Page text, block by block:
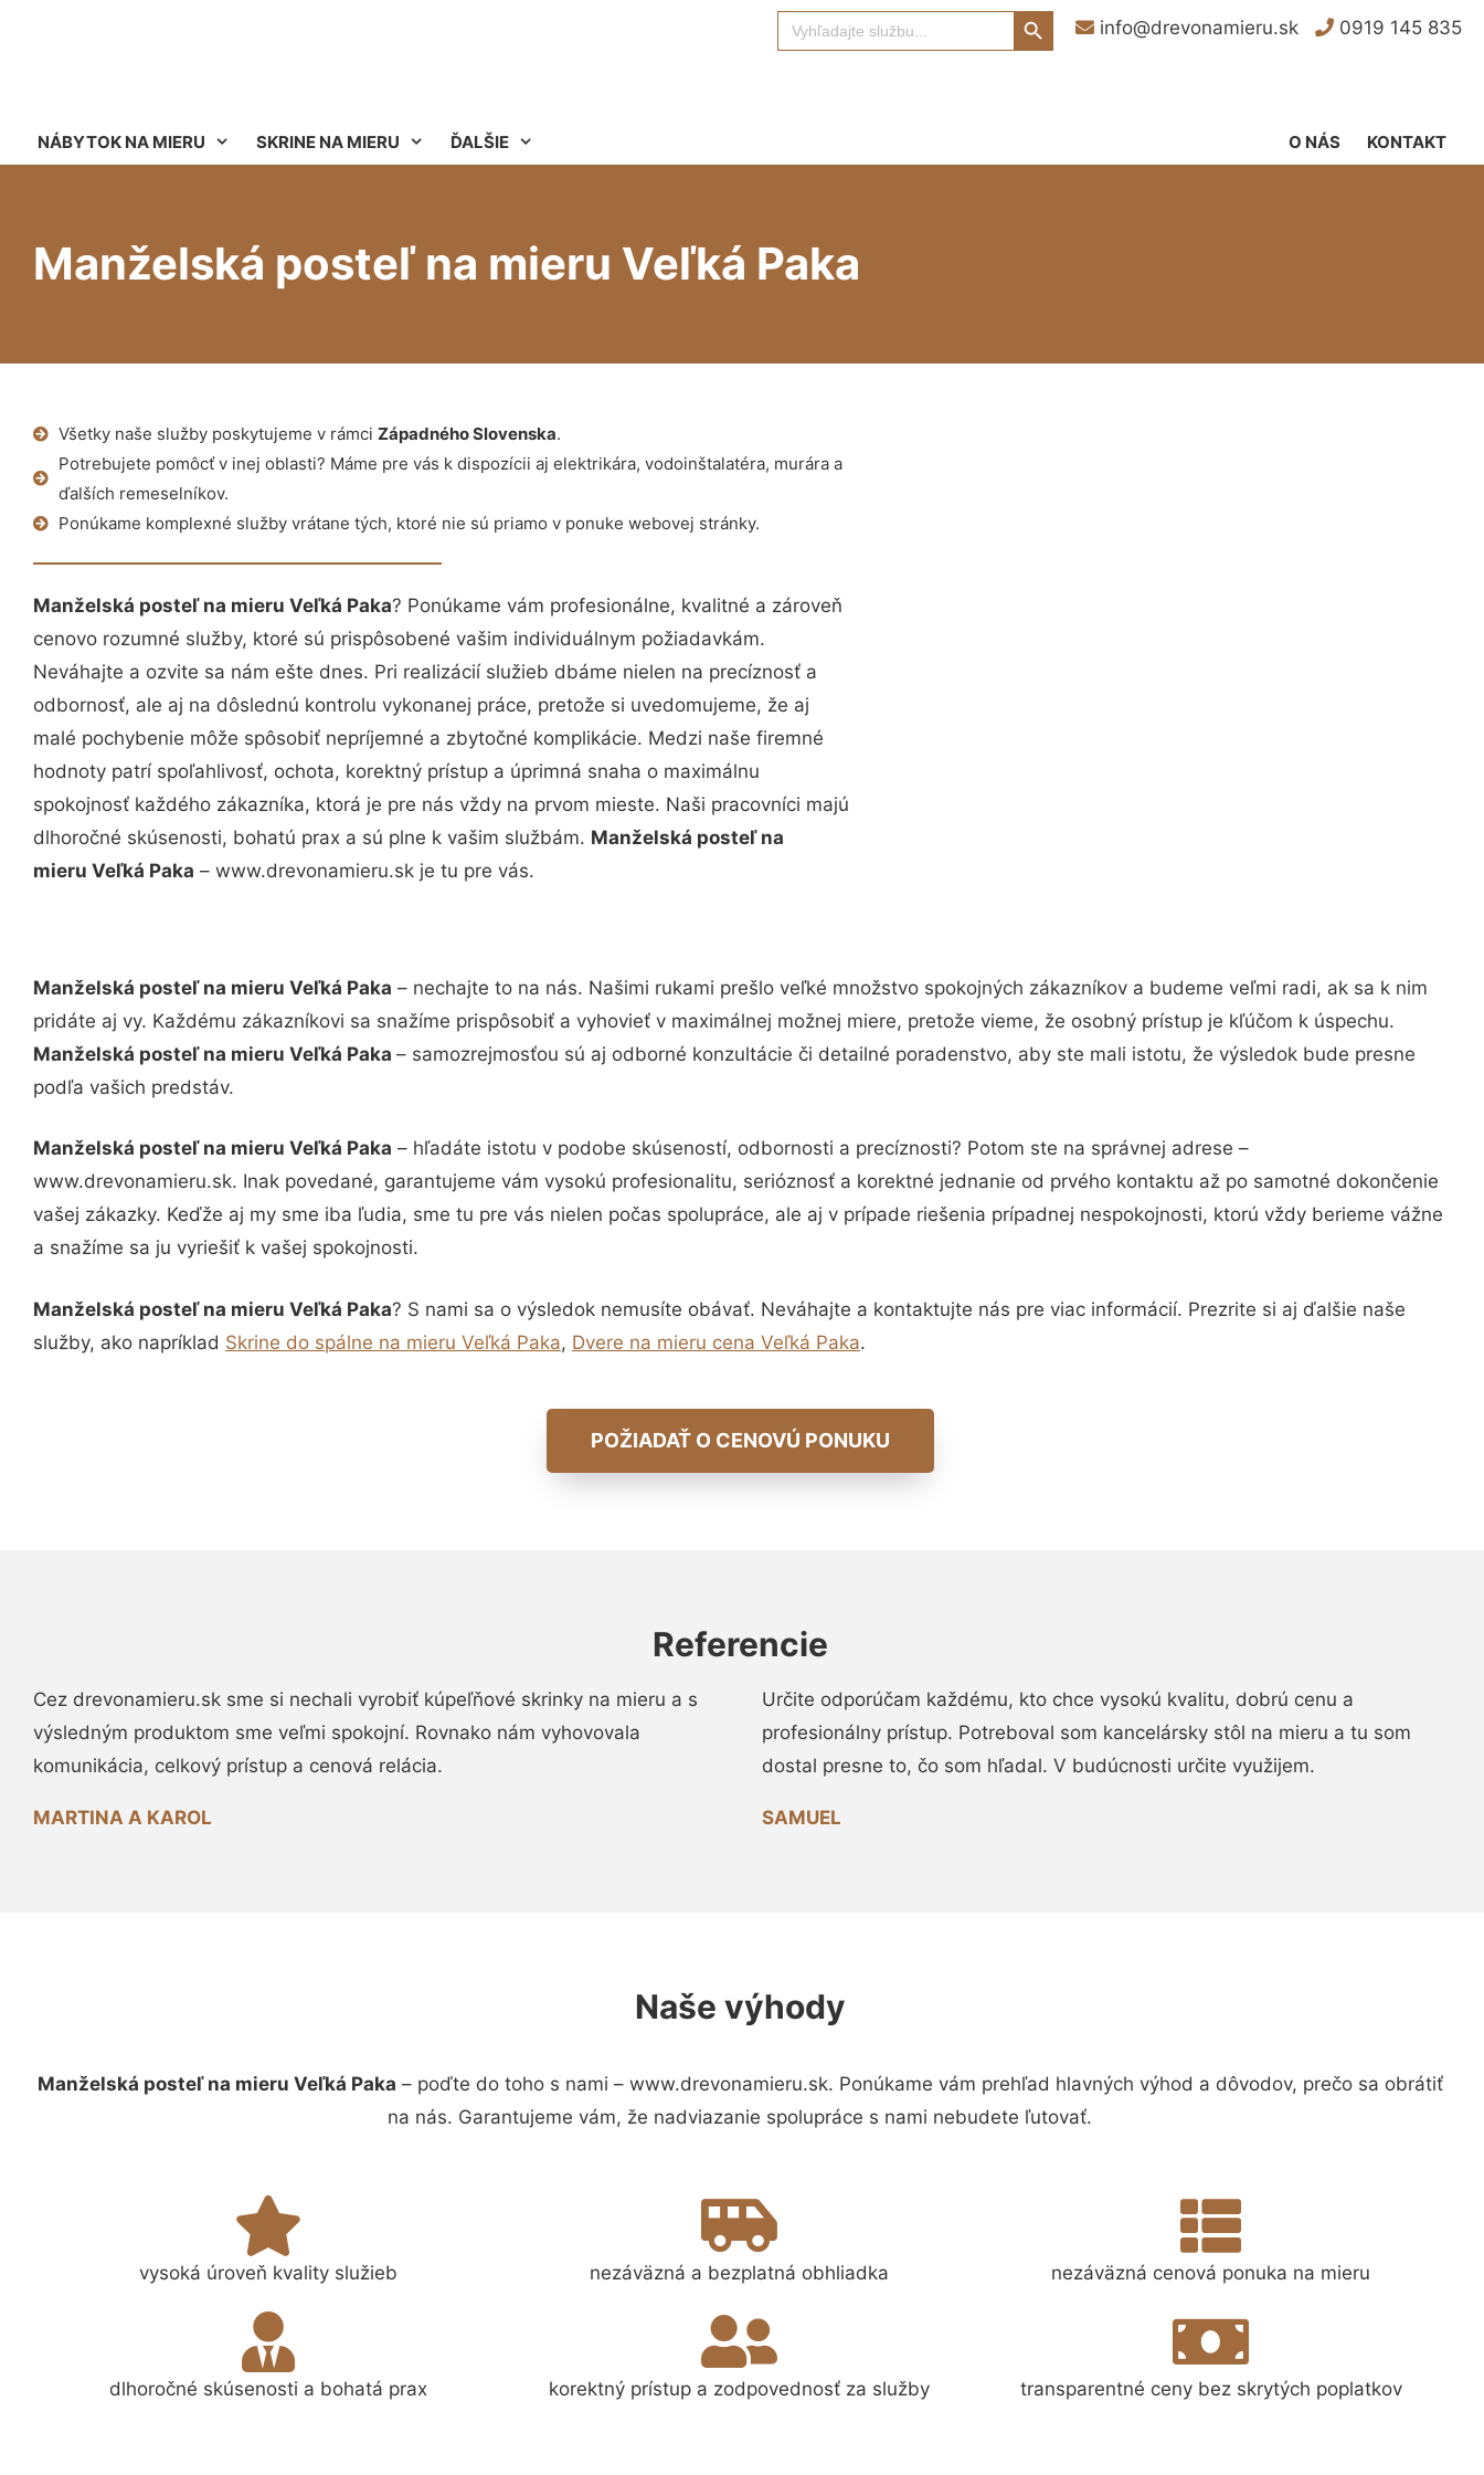
info@drevonamieru.sk 0919 145 835
Search
for:
Search Button
NÁBYTOK NA MIERU SKRINE NA MIERU ĎALŠIE KONTAKT
O NÁS
Manželská posteľ na mieru Veľká Paka
Všetky naše služby poskytujeme v rámci Západného Slovenska.
Potrebujete pomôcť v inej oblasti? Máme pre vás k dispozícii aj elektrikára, vodoinštalatéra, murára a
ďalších remeselníkov.
Ponúkame komplexné služby vrátane tých, ktoré nie sú priamo v ponuke webovej stránky.
Manželská posteľ na mieru Veľká Paka? Ponúkame vám profesionálne, kvalitné a zároveň
cenovo rozumné služby, ktoré sú prispôsobené vašim individuálnym požiadavkám.
Neváhajte a ozvite sa nám ešte dnes. Pri realizácií služieb dbáme nielen na precíznosť a
odbornosť, ale aj na dôslednú kontrolu vykonanej práce, pretože si uvedomujeme, že aj
malé pochybenie môže spôsobiť nepríjemné a zbytočné komplikácie. Medzi naše firemné
hodnoty patrí spoľahlivosť, ochota, korektný prístup a úprimná snaha o maximálnu
spokojnosť každého zákazníka, ktorá je pre nás vždy na prvom mieste. Naši pracovníci majú
dlhoročné skúsenosti, bohatú prax a sú plne k vašim službám. Manželská posteľ na
mieru Veľká Paka – www.drevonamieru.sk je tu pre vás.
Manželská posteľ na mieru Veľká Paka – nechajte to na nás. Našimi rukami prešlo veľké množstvo spokojných zákazníkov a budeme veľmi radi, ak sa k nim
pridáte aj vy. Každému zákazníkovi sa snažíme prispôsobiť a vyhovieť v maximálnej možnej miere, pretože vieme, že osobný prístup je kľúčom k úspechu.
Manželská posteľ na mieru Veľká Paka – samozrejmosťou sú aj odborné konzultácie či detailné poradenstvo, aby ste mali istotu, že výsledok bude presne
podľa vašich predstáv.
Manželská posteľ na mieru Veľká Paka – hľadáte istotu v podobe skúseností, odbornosti a precíznosti? Potom ste na správnej adrese –
www.drevonamieru.sk. Inak povedané, garantujeme vám vysokú profesionalitu, serióznosť a korektné jednanie od prvého kontaktu až po samotné dokončenie
vašej zákazky. Keďže aj my sme iba ľudia, sme tu pre vás nielen počas spolupráce, ale aj v prípade riešenia prípadnej nespokojnosti, ktorú vždy berieme vážne
a snažíme sa ju vyriešiť k vašej spokojnosti.
Manželská posteľ na mieru Veľká Paka? S nami sa o výsledok nemusíte obávať. Neváhajte a kontaktujte nás pre viac informácií. Prezrite si aj ďalšie naše
služby, ako napríklad Skrine do spálne na mieru Veľká Paka, Dvere na mieru cena Veľká Paka.
POŽIADAŤ O CENOVÚ PONUKU
Referencie
Cez drevonamieru.sk sme si nechali vyrobiť kúpeľňové skrinky na mieru a s
výsledným produktom sme veľmi spokojní. Rovnako nám vyhovovala
komunikácia, celkový prístup a cenová relácia.
MARTINA A KAROL
Určite odporúčam každému, kto chce vysokú kvalitu, dobrú cenu a
profesionálny prístup. Potreboval som kancelársky stôl na mieru a tu som
dostal presne to, čo som hľadal. V budúcnosti určite využijem.
SAMUEL
Naše výhody
Manželská posteľ na mieru Veľká Paka – poďte do toho s nami – www.drevonamieru.sk. Ponúkame vám prehľad hlavných výhod a dôvodov, prečo sa obrátiť
na nás. Garantujeme vám, že nadviazanie spolupráce s nami nebudete ľutovať.
vysoká úroveň kvality služieb nezáväzná a bezplatná obhliadka nezáväzná cenová ponuka na mieru
dlhoročné skúsenosti a bohatá prax korektný prístup a zodpovednosť za služby transparentné ceny bez skrytých poplatkov